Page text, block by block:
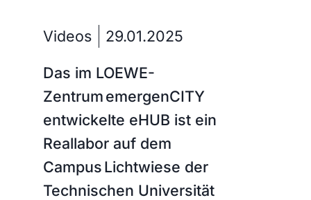
Videos 29.01.2025
Das im LOEWE-
Zentrum emergenCITY
entwickelte eHUB ist ein
Reallabor auf dem
Campus Lichtwiese der
Technischen Universität